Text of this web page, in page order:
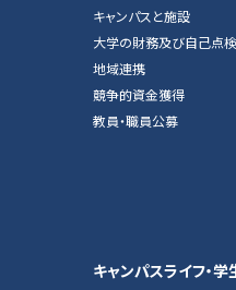
キャンパスと施設
大学の財務及び自己点
地域連携
競争的資金獲得
教員・職員公募
キャンパスライフ・